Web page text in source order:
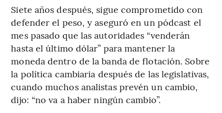
Siete años después, sigue comprometido con
defender el peso, y aseguró en un pódcast el
mes pasado que las autoridades “venderán
hasta el último dólar” para mantener la
moneda dentro de la banda de flotación. Sobre
la política cambiaria después de las legislativas,
cuando muchos analistas prevén un cambio,
dijo: “no va a haber ningún cambio”.